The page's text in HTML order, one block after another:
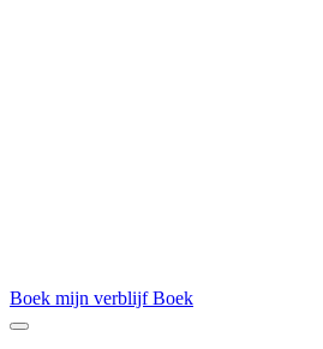
Boek mijn verblijf Boek